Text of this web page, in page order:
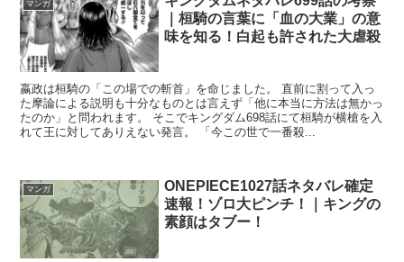
マンガ
｜桓騎の言葉に「血の大業」の意
味を知る！白起も許された大虐殺
嬴政は桓騎の「この場での斬首」を命じました。 直前に割って入っ
た摩論による説明も十分なものとは言えず「他に本当に方法は無かっ
たのか」と問われます。 そこでキングダム698話にて桓騎が横槍を入
れて王に対してありえない発言。 「今この世で一番殺...
マンガ
ONEPIECE1027話ネタバレ確定
速報！ゾロ大ピンチ！｜キングの
素顔はタブー！